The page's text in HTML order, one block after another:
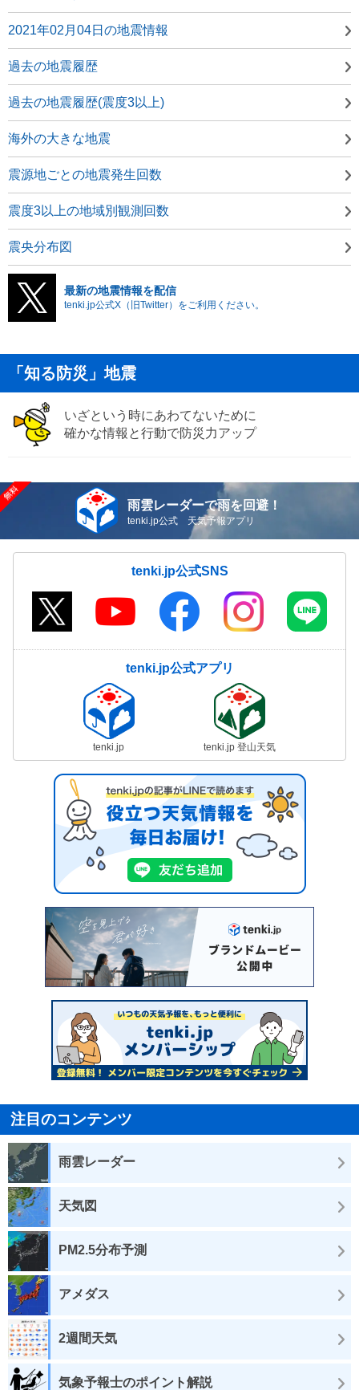
2021年02月04日の地震情報
過去の地震履歴
過去の地震履歴(震度3以上)
海外の大きな地震
震源地ごとの地震発生回数
震度3以上の地域別観測回数
震央分布図
最新の地震情報を配信
tenki.jp公式X（旧Twitter）をご利用ください。
「知る防災」地震
いざという時にあわてないために
確かな情報と行動で防災力アップ
雨雲レーダーで雨を回避！
tenki.jp公式 天気予報アプリ
tenki.jp公式SNS
tenki.jp公式アプリ
tenki.jp tenki.jp 登山天気
注目のコンテンツ
雨雲レーダー
天気図
PM2.5分布予測
アメダス
2週間天気
気象予報士のポイント解説